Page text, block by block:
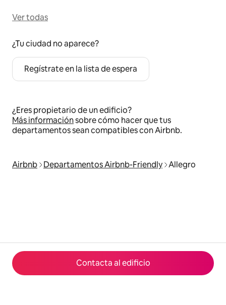
Contacta al edificio
Ver todas
¿Tu ciudad no aparece?
Regístrate en la lista de espera
¿Eres propietario de un edificio?
Más informaciónsobre cómo hacer que tus
departamentos sean compatibles con Airbnb.
Airbnb Departamentos Airbnb-Friendly Allegro